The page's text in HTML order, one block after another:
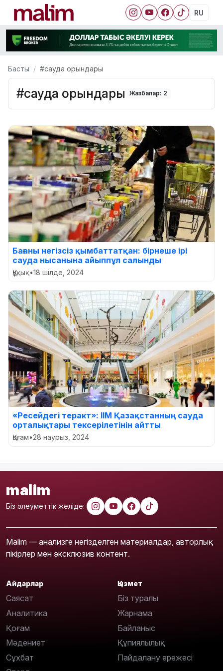
RU
Басты #сауда орындары
#сауда орындары Жазбалар: 2
Бағаны негізсіз қымбаттатқан: бірнеше ірі
сауда нысанына айыппұл салынды
Құқық•18 шілде, 2024
«Ресейдегі теракт»: ІІМ Қазақстанның сауда
орталықтары тексерілетінін айтты
Қоғам•28 наурыз, 2024
malim
Біз әлеуметтік желіде:
Malim — анализге негізделген материалдар, авторлық
пікірлер мен эксклюзив контент.
Айдарлар
Саясат
Аналитика
Қоғам
Мәдениет
Сұхбат
Қызмет
Біз туралы
Жарнама
Байланыс
Құпиялылық
Пайдалану ережесі